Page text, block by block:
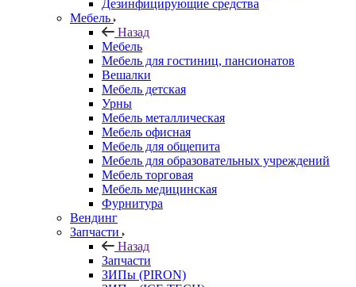
Дезинфицирующие средства
Мебель
Назад
Мебель
Мебель для гостиниц, пансионатов
Вешалки
Мебель детская
Урны
Мебель металлическая
Мебель офисная
Мебель для общепита
Мебель для образовательных учреждений
Мебель торговая
Мебель медицинская
Фурнитура
Вендинг
Запчасти
Назад
Запчасти
ЗИПы (PIRON)